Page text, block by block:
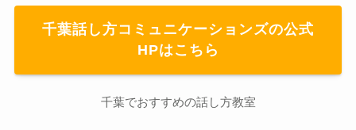
千葉話し方コミュニケーションズの公式
HPはこちら
千葉でおすすめの話し方教室